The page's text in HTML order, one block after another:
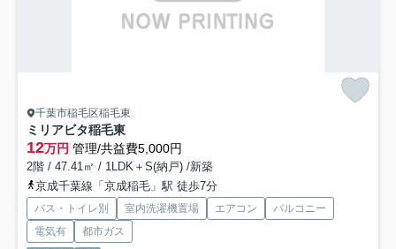
千葉市稲毛区稲毛東
ミリアビタ稲毛東
12万円 管理/共益費5,000円
2階 / 47.41㎡ / 1LDK＋S(納戸) /新築
京成千葉線「京成稲毛」駅 徒歩7分
バス・トイレ別 室内洗濯機置場 エアコン
バルコニー
電気有
都市ガス